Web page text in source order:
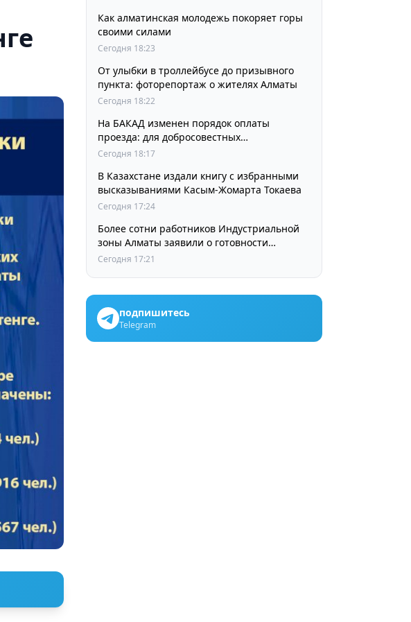
Как алматинская молодежь покоряет горы
своими силами
Сегодня 18:23
От улыбки в троллейбусе до призывного
пункта: фоторепортаж о жителях Алматы
Сегодня 18:22
На БАКАД изменен порядок оплаты
проезда: для добросовестных
пользователей стоимость остается
Сегодня 18:17
В Казахстане издали книгу с избранными
высказываниями Касым-Жомарта Токаева
Сегодня 17:24
Более сотни работников Индустриальной
зоны Алматы заявили о готовности
принять участие в выборах членов
Сегодня 17:21
подпишитесь
Telegram